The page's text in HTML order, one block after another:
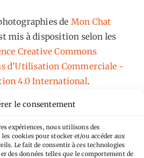
le consentement
expériences, nous utilisons des
cookies pour stocker et/ou accéder aux
Le fait de consentir à ces technologies
des données telles que le comportement de
de Mon Chat
mis à disposition selon les
Creative Commons
d'Utilisation Commerciale -
4.0 International.